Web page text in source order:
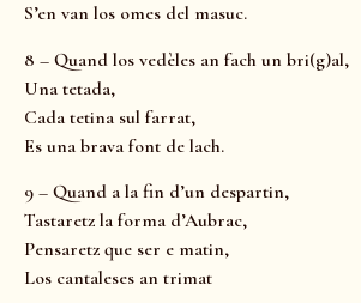
S’en van los omes del masuc.
8 – Quand los vedèles an fach un bri(g)al,
Una tetada,
Cada tetina sul farrat,
Es una brava font de lach.
9 – Quand a la fin d’un despartin,
Tastaretz la forma d’Aubrac,
Pensaretz que ser e matin,
Los cantaleses an trimat